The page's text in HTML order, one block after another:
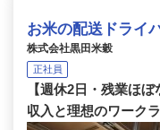
お米の配送ドライ
株式会社黒田米穀
正社員
【週休2日・残業ほ
収入と理想のワーク